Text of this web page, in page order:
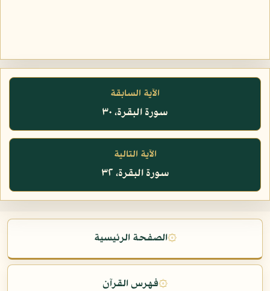
الآية السابقة
سورة البقرة، ٣٠
الآية التالية
سورة البقرة، ٣٢
۞الصفحة الرئيسية
۞فهرس القرآن